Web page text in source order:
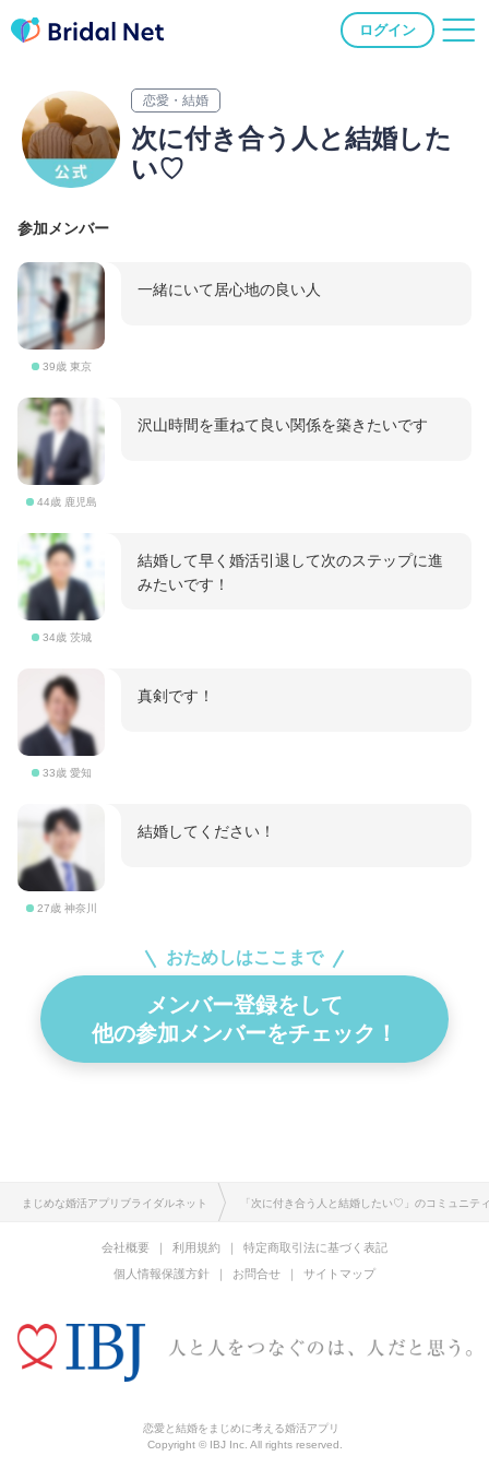
ログイン
恋愛・結婚
次に付き合う人と結婚した
い♡
参加メンバー
39歳 東京
一緒にいて居心地の良い人
44歳 鹿児島
沢山時間を重ねて良い関係を築きたいです
34歳 茨城
結婚して早く婚活引退して次のステップに進
みたいです！
33歳 愛知
真剣です！
27歳 神奈川
結婚してください！
おためしはここまで
メンバー登録をして
他の参加メンバーをチェック！
まじめな婚活アプリブライダルネット 「次に付き合う人と結婚したい♡」のコミュニテ
会社概要 利用規約
特定商取引法に基づく表記
個人情報保護方針
お問合せ サイトマップ
恋愛と結婚をまじめに考える婚活アプリ
Copyright © IBJ Inc. All rights reserved.